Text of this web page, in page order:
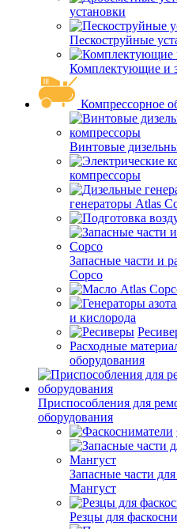
установки
Пескоструйные
Комплектующие и
Компрессорное
Винтовые
компрессоры
генераторы Atlas
Запасные части и
Copco
и кислорода
Расходные
оборудования
Приспособления для
оборудования
Запасные части
Мангуст
Резцы для